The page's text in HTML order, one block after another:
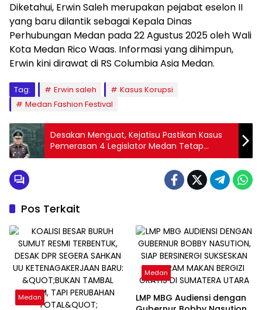
Diketahui, Erwin Saleh merupakan pejabat eselon II
yang baru dilantik sebagai Kepala Dinas
Perhubungan Medan pada 22 Agustus 2025 oleh Wali
Kota Medan Rico Waas. Informasi yang dihimpun,
Erwin kini dirawat di RS Columbia Asia Medan.
Tag: Erwin saleh
Kasus Korupsi
Medan Fashion Festival
Desakan Menguat, Kejatisu Pastikan Kasus
Pemerasan 4 Legislator Medan Tetap
Diproses
Pos Terkait
Medan
Medan
LMP MBG Audiensi dengan